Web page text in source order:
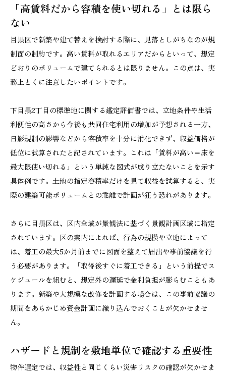
「高賃料だから容積を使い切れる」とは限ら
ない
目黒区で新築や建て替えを検討する際に、見落としがちなのが規
制面の制約です。高い賃料が取れるエリアだからといって、想定
どおりのボリュームで建てられるとは限りません。この点は、実
務上とくに注意したいポイントです。
下目黒2丁目の標準地に関する鑑定評価書では、立地条件や生活
利便性の高さから今後も共同住宅利用の増加が予想される一方、
日影規制の影響などから容積率を十分に消化できず、収益価格が
低位に試算されたと記されています。これは「賃料が高い＝床を
最大限使い切れる」という単純な図式が成り立たないことを示す
具体例です。土地の指定容積率だけを見て収益を試算すると、実
際の建築可能ボリュームとの乖離で計画が狂う恐れがあります。
さらに目黒区は、区内全域が景観法に基づく景観計画区域に指定
されています。区の案内によれば、行為の規模や立地によって
は、着工の最大5か月前までに図面を整えて届出や事前協議を行
う必要があります。「取得後すぐに着工できる」という前提でス
ケジュールを組むと、想定外の遅延で金利負担が膨らむこともあ
ります。新築や大規模な改修を計画する場合は、この事前協議の
期間をあらかじめ資金計画に織り込んでおくことが欠かせませ
ん。
ハザードと規制を敷地単位で確認する重要性
物件選定では、収益性と同じくらい災害リスクの確認が欠かせま